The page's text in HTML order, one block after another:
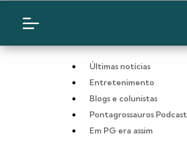
Últimas notícias
Entretenimento
Blogs e colunistas
Pontagrossauros Podcast
Em PG era assim